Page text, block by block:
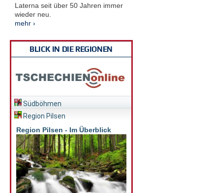
Laterna seit über 50 Jahren immer
wieder neu.
mehr ›
BLICK IN DIE REGIONEN
Südböhmen
Region Pilsen
Region Pilsen - Im Überblick